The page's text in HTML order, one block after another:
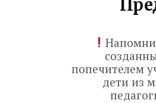
попечителем
дети из